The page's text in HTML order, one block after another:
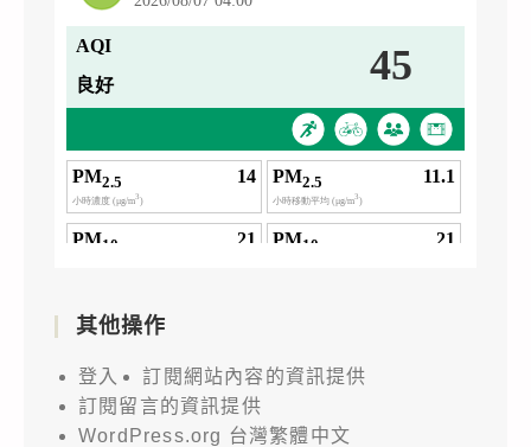
其他操作
登入
訂閱網站內容的資訊提供
訂閱留言的資訊提供
WordPress.org 台灣繁體中文